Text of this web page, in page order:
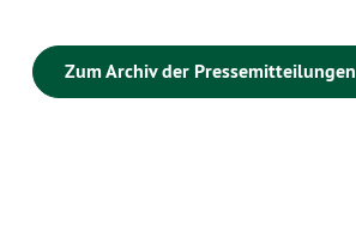
Zum Archiv der Pressemitteilungen